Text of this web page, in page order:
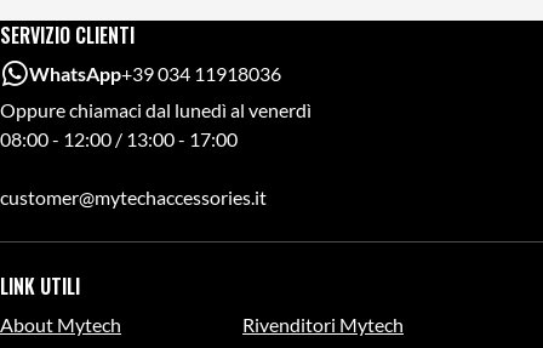
SERVIZIO CLIENTI
WhatsApp+39 034 11918036
Oppure chiamaci dal lunedì al venerdì
08:00 - 12:00 / 13:00 - 17:00
customer@mytechaccessories.it
LINK UTILI
About Mytech Rivenditori Mytech